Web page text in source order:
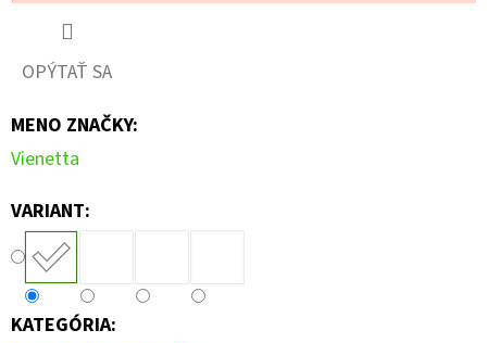
OPÝTAŤ SA
MENO ZNAČKY:
Vienetta
VARIANT:
KATEGÓRIA: